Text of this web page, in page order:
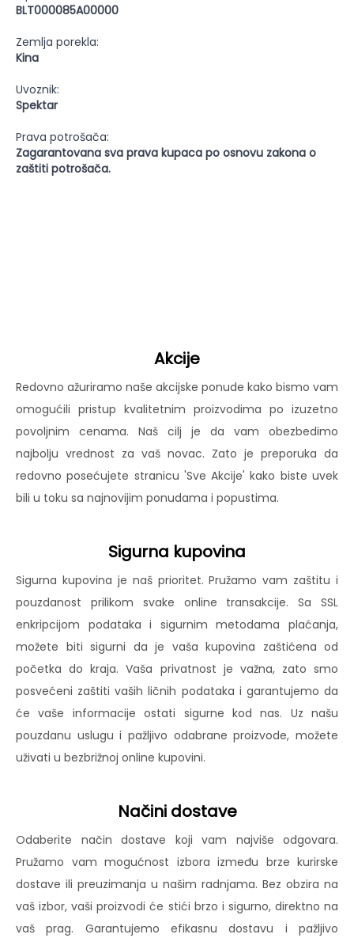
BLT000085A00000
Zemlja porekla:
Kina
Uvoznik:
Spektar
Prava potrošača:
Zagarantovana sva prava kupaca po osnovu zakona o
zaštiti potrošača.
Akcije
Redovno ažuriramo naše akcijske ponude kako bismo vam
omogućili pristup kvalitetnim proizvodima po izuzetno
povoljnim cenama. Naš cilj je da vam obezbedimo
najbolju vrednost za vaš novac. Zato je preporuka da
redovno posećujete stranicu 'Sve Akcije' kako biste uvek
bili u toku sa najnovijim ponudama i popustima.
Sigurna kupovina
Sigurna kupovina je naš prioritet. Pružamo vam zaštitu i
pouzdanost prilikom svake online transakcije. Sa SSL
enkripcijom podataka i sigurnim metodama plaćanja,
možete biti sigurni da je vaša kupovina zaštićena od
početka do kraja. Vaša privatnost je važna, zato smo
posvećeni zaštiti vaših ličnih podataka i garantujemo da
će vaše informacije ostati sigurne kod nas. Uz našu
pouzdanu uslugu i pažljivo odabrane proizvode, možete
uživati u bezbrižnoj online kupovini.
Načini dostave
Odaberite način dostave koji vam najviše odgovara.
Pružamo vam mogućnost izbora između brze kurirske
dostave ili preuzimanja u našim radnjama. Bez obzira na
vaš izbor, vaši proizvodi će stići brzo i sigurno, direktno na
vaš prag. Garantujemo efikasnu dostavu i pažljivo